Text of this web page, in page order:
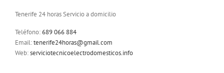
Tenerife 24 horas Servicio a domicilio
Teléfono:689 066 884
Email:tenerife24horas@gmail.com
Web:serviciotecnicoelectrodomesticos.info